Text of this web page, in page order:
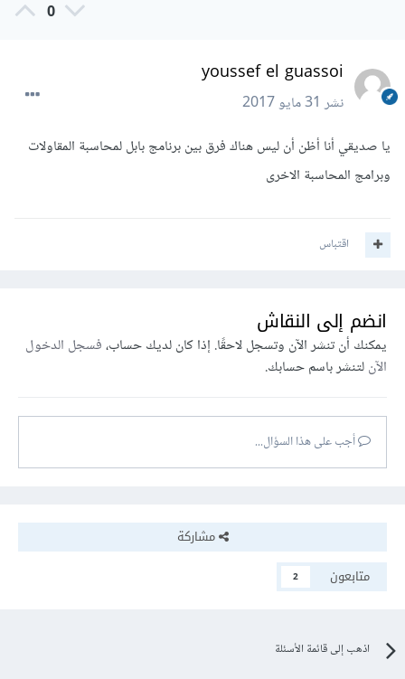
0
youssef el guassoi
نشر31 مايو 2017
يا صديقي أنا أظن أن ليس هناك فرق بين برنامج بابل لمحاسبة المقاولات
وبرامج المحاسبة الاخرى
اقتباس
انضم إلى النقاش
يمكنك أن تنشر الآن وتسجل لاحقًا. إذا كان لديك حساب،فسجل الدخول
الآنلتنشر باسم حسابك.
أجب على هذا السؤال...
مشاركة
متابعون
2
اذهب إلى قائمة الأسئلة